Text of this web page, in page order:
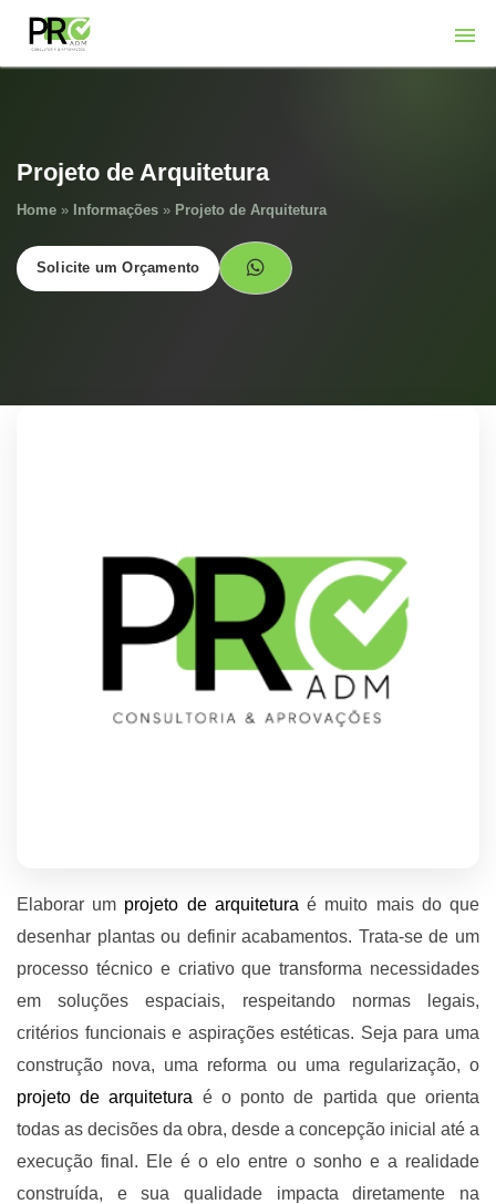
Projeto de Arquitetura
Home » Informações » Projeto de Arquitetura
Solicite um Orçamento
Elaborar um projeto de arquitetura é muito mais do que
desenhar plantas ou definir acabamentos. Trata-se de um
processo técnico e criativo que transforma necessidades
em soluções espaciais, respeitando normas legais,
critérios funcionais e aspirações estéticas. Seja para uma
construção nova, uma reforma ou uma regularização, o
projeto de arquitetura é o ponto de partida que orienta
todas as decisões da obra, desde a concepção inicial até a
execução final. Ele é o elo entre o sonho e a realidade
construída, e sua qualidade impacta diretamente na